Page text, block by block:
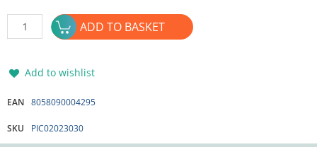
Termometru
digital
quantity
ADD TO BASKET
Add to wishlist
EAN 8058090004295
SKU PIC02023030